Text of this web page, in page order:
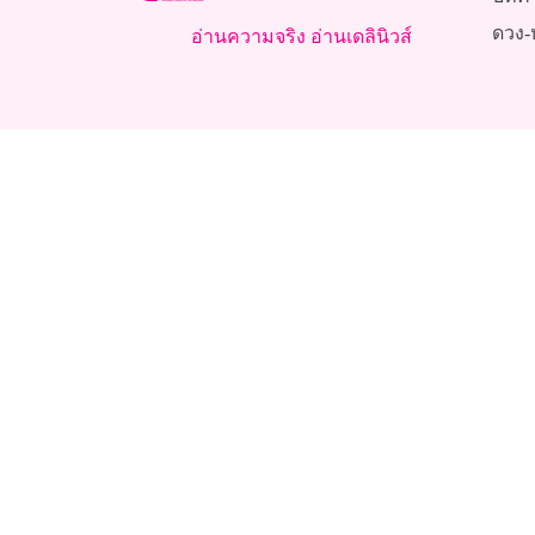
อ่านความจริง อ่านเดลินิวส์
ดวง